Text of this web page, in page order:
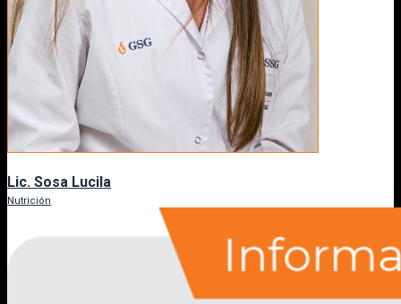
Lic. Sosa Lucila
Nutrición